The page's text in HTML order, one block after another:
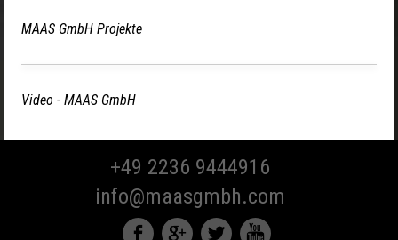
MAAS GmbH Projekte
Video - MAAS GmbH
+49 2236 9444916
info@maasgmbh.com